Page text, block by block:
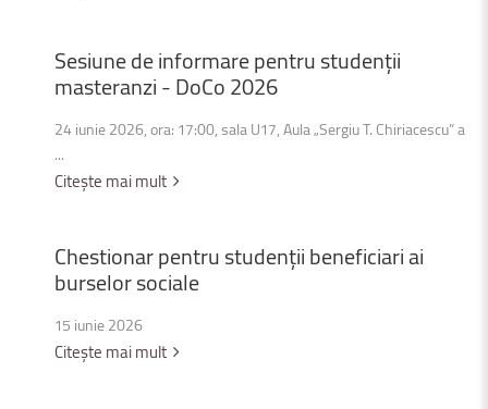
Sesiunedeinformarepentrustudenții
masteranzi-DoCo2026
24 iunie 2026, ora: 17:00, sala U17, Aula „Sergiu T. Chiriacescu” a
...
Citește mai mult
Chestionarpentrustudențiibeneficiariai
burselorsociale
15 iunie 2026
Citește mai mult